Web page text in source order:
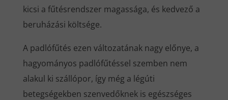
kicsi a fűtésrendszer magassága, és kedvező a
beruházási költsége.
A padlófűtés ezen változatának nagy előnye, a
hagyományos padlófűtéssel szemben nem
alakul ki szállópor, így még a légúti
betegségekben szenvedőknek is egészséges